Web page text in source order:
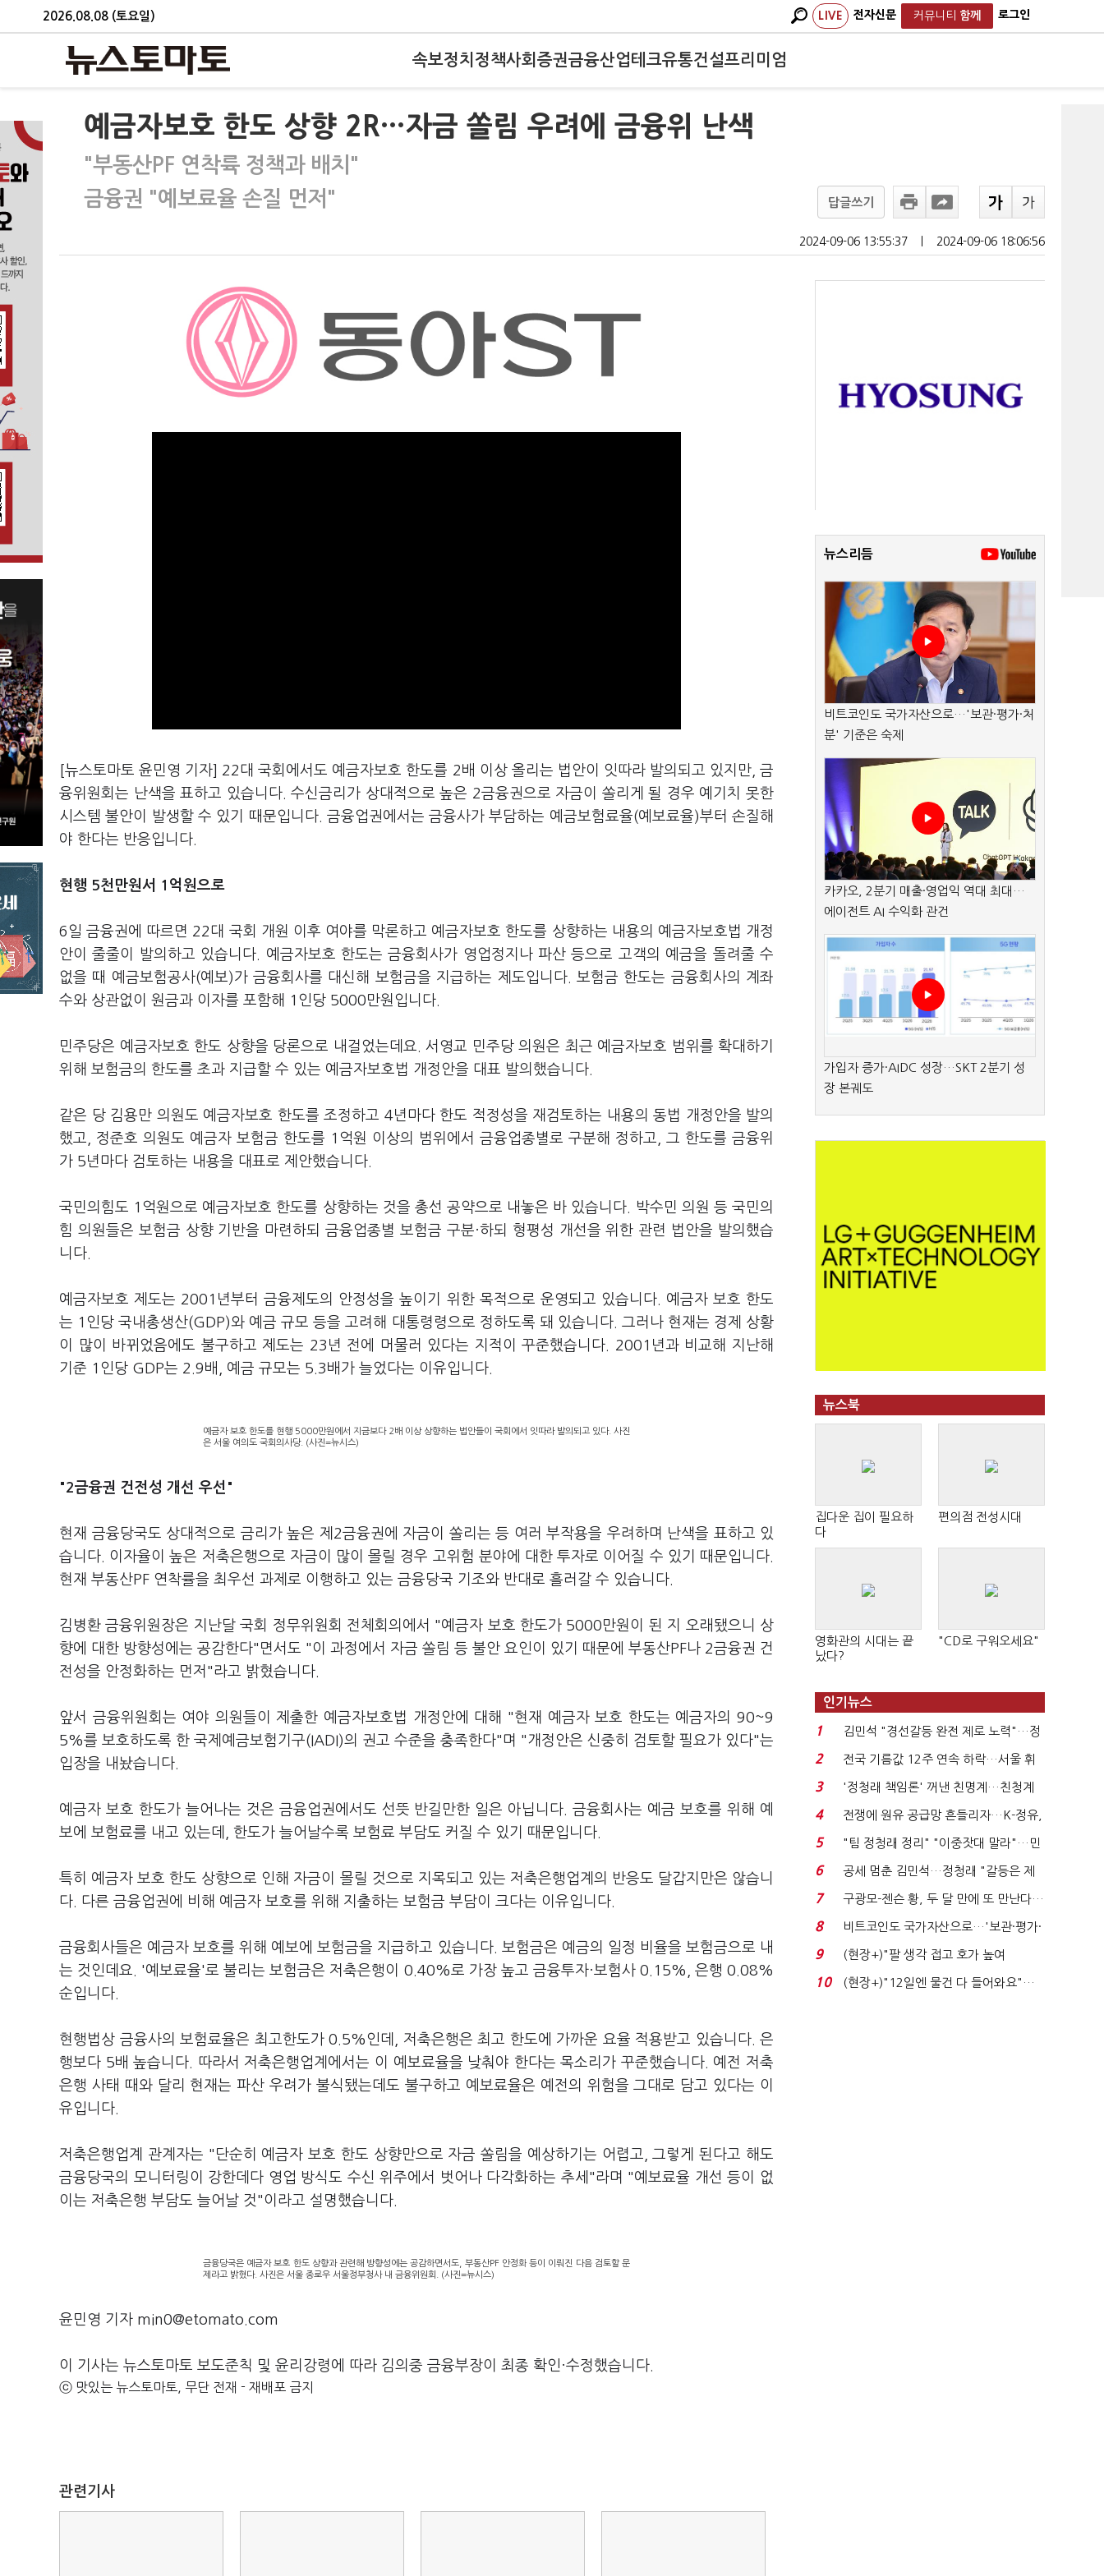
2026.08.08 (토요일) LIVE 전자신문 커뮤니티 함께 로그인
속보정치 정책사회 증권금융산업테크유통건설프리미엄
예금자보호 한도 상향 2R…자금 쏠림 우려에 금융위 난색
"부동산PF 연착륙 정책과 배치"
금융권 "예보료율 손질 먼저"
답글쓰기
2024-09-06 13:55:37 2024-09-06 18:06:56
[뉴스토마토 윤민영 기자] 22대 국회에서도 예금자보호 한도를 2배 이상 올리는 법안이 잇따라 발의되고 있지만, 금
융위원회는 난색을 표하고 있습니다. 수신금리가 상대적으로 높은 2금융권으로 자금이 쏠리게 될 경우 예기치 못한
시스템 불안이 발생할 수 있기 때문입니다. 금융업권에서는 금융사가 부담하는 예금보험료율(예보료율)부터 손질해
야 한다는 반응입니다.
현행 5천만원서 1억원으로
6일 금융권에 따르면 22대 국회 개원 이후 여야를 막론하고 예금자보호 한도를 상향하는 내용의 예금자보호법 개정
안이 줄줄이 발의하고 있습니다. 예금자보호 한도는 금융회사가 영업정지나 파산 등으로 고객의 예금을 돌려줄 수
없을 때 예금보험공사(예보)가 금융회사를 대신해 보험금을 지급하는 제도입니다. 보험금 한도는 금융회사의 계좌
수와 상관없이 원금과 이자를 포함해 1인당 5000만원입니다.
민주당은 예금자보호 한도 상향을 당론으로 내걸었는데요. 서영교 민주당 의원은 최근 예금자보호 범위를 확대하기
위해 보험금의 한도를 초과 지급할 수 있는 예금자보호법 개정안을 대표 발의했습니다.
같은 당 김용만 의원도 예금자보호 한도를 조정하고 4년마다 한도 적정성을 재검토하는 내용의 동법 개정안을 발의
했고, 정준호 의원도 예금자 보험금 한도를 1억원 이상의 범위에서 금융업종별로 구분해 정하고, 그 한도를 금융위
가 5년마다 검토하는 내용을 대표로 제안했습니다.
국민의힘도 1억원으로 예금자보호 한도를 상향하는 것을 총선 공약으로 내놓은 바 있습니다. 박수민 의원 등 국민의
힘 의원들은 보험금 상향 기반을 마련하되 금융업종별 보험금 구분·하되 형평성 개선을 위한 관련 법안을 발의했습
니다.
예금자보호 제도는 2001년부터 금융제도의 안정성을 높이기 위한 목적으로 운영되고 있습니다. 예금자 보호 한도
는 1인당 국내총생산(GDP)와 예금 규모 등을 고려해 대통령령으로 정하도록 돼 있습니다. 그러나 현재는 경제 상황
이 많이 바뀌었음에도 불구하고 제도는 23년 전에 머물러 있다는 지적이 꾸준했습니다. 2001년과 비교해 지난해
기준 1인당 GDP는 2.9배, 예금 규모는 5.3배가 늘었다는 이유입니다.
예금자 보호 한도를 현행 5000만원에서 지금보다 2배 이상 상향하는 법안들이 국회에서 잇따라 발의되고 있다. 사진
은 서울 여의도 국회의사당. (사진=뉴시스)
"2금융권 건전성 개선 우선"
현재 금융당국도 상대적으로 금리가 높은 제2금융권에 자금이 쏠리는 등 여러 부작용을 우려하며 난색을 표하고 있
습니다. 이자율이 높은 저축은행으로 자금이 많이 몰릴 경우 고위험 분야에 대한 투자로 이어질 수 있기 때문입니다.
현재 부동산PF 연착률을 최우선 과제로 이행하고 있는 금융당국 기조와 반대로 흘러갈 수 있습니다.
김병환 금융위원장은 지난달 국회 정무위원회 전체회의에서 "예금자 보호 한도가 5000만원이 된 지 오래됐으니 상
향에 대한 방향성에는 공감한다"면서도 "이 과정에서 자금 쏠림 등 불안 요인이 있기 때문에 부동산PF나 2금융권 건
전성을 안정화하는 먼저"라고 밝혔습니다.
앞서 금융위원회는 여야 의원들이 제출한 예금자보호법 개정안에 대해 "현재 예금자 보호 한도는 예금자의 90~9
5%를 보호하도록 한 국제예금보험기구(IADI)의 권고 수준을 충족한다"며 "개정안은 신중히 검토할 필요가 있다"는
입장을 내놨습니다.
예금자 보호 한도가 늘어나는 것은 금융업권에서도 선뜻 반길만한 일은 아닙니다. 금융회사는 예금 보호를 위해 예
보에 보험료를 내고 있는데, 한도가 늘어날수록 보험료 부담도 커질 수 있기 때문입니다.
특히 예금자 보호 한도 상향으로 인해 자금이 몰릴 것으로 지목되고 있는 저축은행업계의 반응도 달갑지만은 않습니
다. 다른 금융업권에 비해 예금자 보호를 위해 지출하는 보험금 부담이 크다는 이유입니다.
금융회사들은 예금자 보호를 위해 예보에 보험금을 지급하고 있습니다. 보험금은 예금의 일정 비율을 보험금으로 내
는 것인데요. '예보료율'로 불리는 보험금은 저축은행이 0.40%로 가장 높고 금융투자·보험사 0.15%, 은행 0.08%
순입니다.
현행법상 금융사의 보험료율은 최고한도가 0.5%인데, 저축은행은 최고 한도에 가까운 요율 적용받고 있습니다. 은
행보다 5배 높습니다. 따라서 저축은행업계에서는 이 예보료율을 낮춰야 한다는 목소리가 꾸준했습니다. 예전 저축
은행 사태 때와 달리 현재는 파산 우려가 불식됐는데도 불구하고 예보료율은 예전의 위험을 그대로 담고 있다는 이
유입니다.
저축은행업계 관계자는 "단순히 예금자 보호 한도 상향만으로 자금 쏠림을 예상하기는 어렵고, 그렇게 된다고 해도
금융당국의 모니터링이 강한데다 영업 방식도 수신 위주에서 벗어나 다각화하는 추세"라며 "예보료율 개선 등이 없
이는 저축은행 부담도 늘어날 것"이라고 설명했습니다.
금융당국은 예금자 보호 한도 상향과 관련해 방향성에는 공감하면서도, 부동산PF 안정화 등이 이뤄진 다음 검토할 문
제라고 밝혔다. 사진은 서울 종로우 서울정부청사 내 금융위원회. (사진=뉴시스)
윤민영 기자 min0@etomato.com
이 기사는 뉴스토마토 보도준칙 및 윤리강령에 따라 김의중 금융부장이 최종 확인·수정했습니다.
ⓒ 맛있는 뉴스토마토, 무단 전재 - 재배포 금지
관련기사
뉴스리듬
비트코인도 국가자산으로…'보관·평가·처
분' 기준은 숙제
카카오, 2분기 매출·영업익 역대 최대…
에이전트 AI 수익화 관건
가입자 증가·AIDC 성장…SKT 2분기 성
장 본궤도
뉴스북
집다운 집이 필요하
다
편의점 전성시대
영화관의 시대는 끝
났다?
"CD로 구워오세요"
인기뉴스
1
김민석 "경선갈등 완전 제로 노력"…정
청래 "반명 공세 사...
2
전국 기름값 12주 연속 하락…서울 휘
발윳값 1909원...
3
'정청래 책임론' 꺼낸 친명계…친청계
는 추가투표 때리기...
4
전쟁에 원유 공급망 흔들리자…K-정유,
에너지안보 핵심...
5
"팀 정청래 정리" "이중잣대 말라"…민
주 최고위원 계파 다...
6
공세 멈춘 김민석…정청래 "갈등은 제
가 수습"
7
구광모-젠슨 황, 두 달 만에 또 만난다…
로봇·AI 등 논...
8
비트코인도 국가자산으로…'보관·평가·
처분' 기준은 ...
9
(현장+)"팔 생각 접고 호가 높여
요"…'덜 똘똘한 한 채' 20...
10
(현장+)"12일엔 물건 다 들어와요"…